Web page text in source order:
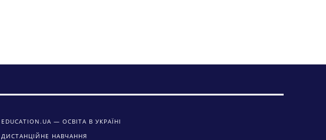
EDUCATION.UA — ОСВІТА В УКРАЇНІ
ДИСТАНЦІЙНЕ НАВЧАННЯ